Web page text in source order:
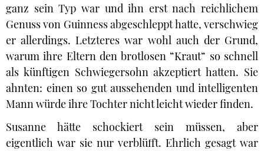
ganz sein Typ war und ihn erst nach reichlichem
Genuss von Guinness abgeschleppt hatte, verschwieg
er allerdings. Letzteres war wohl auch der Grund,
warum ihre Eltern den brotlosen “Kraut“ so schnell
als künftigen Schwiegersohn akzeptiert hatten. Sie
ahnten: einen so gut aussehenden und intelligenten
Mann würde ihre Tochter nicht leicht wieder finden.
Susanne hätte schockiert sein müssen, aber
eigentlich war sie nur verblüfft. Ehrlich gesagt war